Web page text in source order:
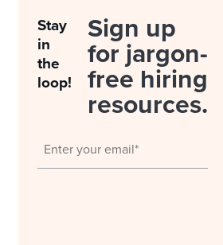
Stay
in
the
loop!
Sign up
for jargon-
free hiring
resources.